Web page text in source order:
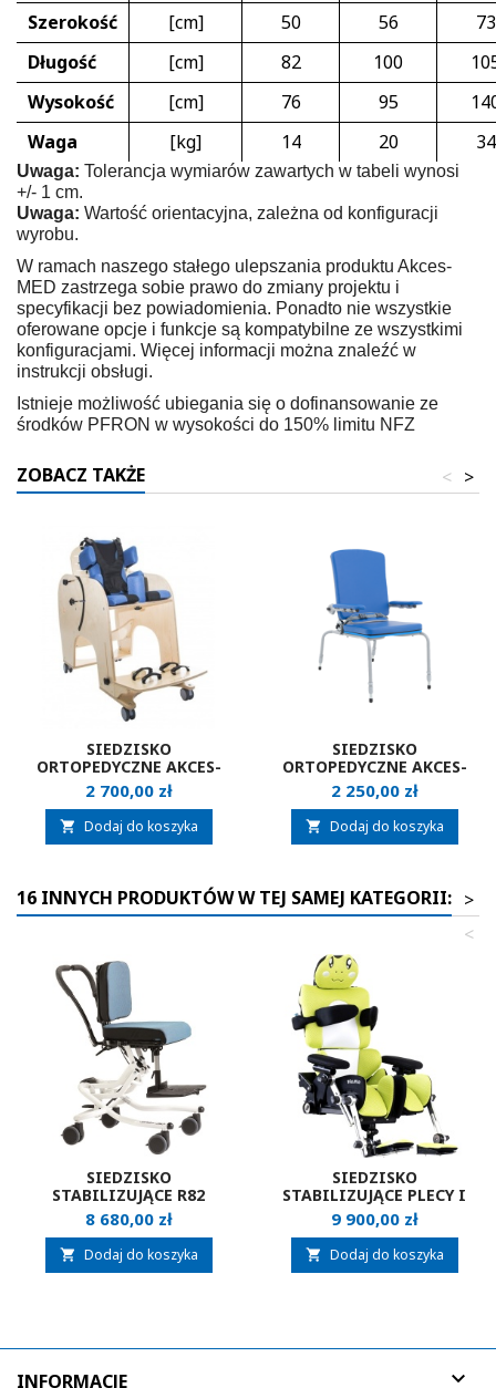
Szerokość
[cm] 50 56
73
Długość
[cm] 82 100
Wysokość
[cm] 76 95
Waga
[kg] 14 20 34
Uwaga: Tolerancja wymiarów zawartych w tabeli wynosi
+/- 1 cm.
Uwaga: Wartość orientacyjna, zależna od konfiguracji
wyrobu.
W ramach naszego stałego ulepszania produktu Akces-
MED zastrzega sobie prawo do zmiany projektu i
specyfikacji bez powiadomienia. Ponadto nie wszystkie
oferowane opcje i funkcje są kompatybilne ze wszystkimi
konfiguracjami. Więcej informacji można znaleźć w
instrukcji obsługi.
Istnieje możliwość ubiegania się o dofinansowanie ze
środków PFRON w wysokości do 150% limitu NFZ
ZOBACZ TAKŻE >
<
SIEDZISKO
ORTOPEDYCZNE AKCES-
MED SŁONIK
Cena
2 700,00 zł
 Dodaj do koszyka
SIEDZISKO
ORTOPEDYCZNE AKCES-
MED JORDI
Cena
2 250,00 zł
 Dodaj do koszyka
16 INNYCH PRODUKTÓW W TEJ SAMEJ KATEGORII: >
<
SIEDZISKO
STABILIZUJĄCE R82
WOMBAT LIVING
Cena
8 680,00 zł
 Dodaj do koszyka
SIEDZISKO
STABILIZUJĄCE PLECY I
GŁOWĘ BUDDY BRACE
TEDDY
Cena
9 900,00 zł
 Dodaj do koszyka
INFORMACJE 